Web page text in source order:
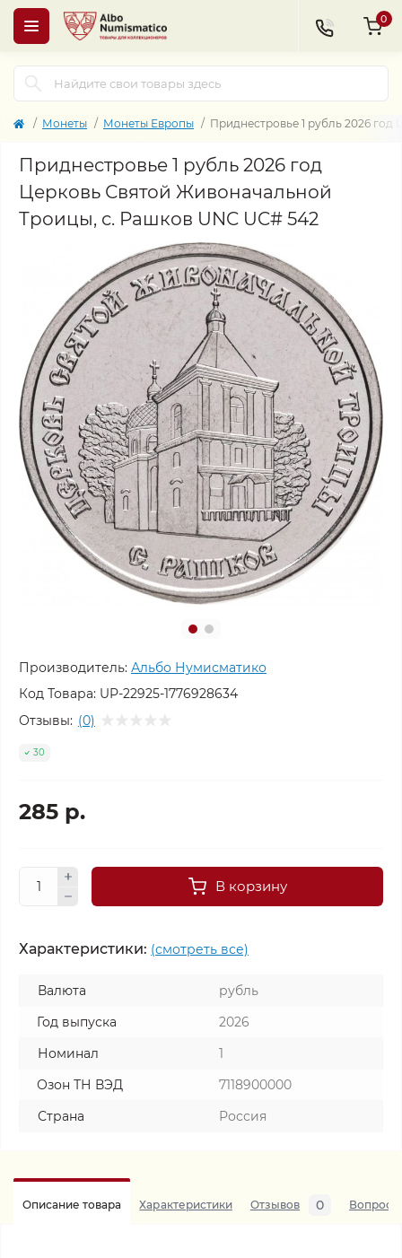
0
Монеты Монеты Европы Приднестровье 1 рубль 2026
Приднестровье 1 рубль 2026 год
Церковь Святой Живоначальной
Троицы, с. Рашков UNC UC# 542
Производитель: Альбо Нумисматико
Код Товара: UP-22925-1776928634
Отзывы: (0)
30
285 р.
В корзину
Характеристики: (смотреть все)
Валюта
рубль
Год выпуска
2026
Номинал
1
Озон ТН ВЭД
7118900000
Страна
Россия
Описание товара Характеристики Отзывов 0 Вопросы